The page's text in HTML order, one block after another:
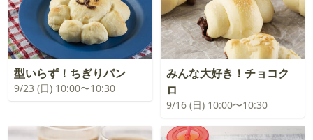
型いらず！ちぎりパン
9/23 (日) 10:00〜10:30
みんな大好き！チョコク
ロ
9/16 (日) 10:00〜10:30